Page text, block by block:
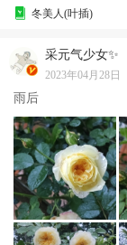
冬美人(叶插)
采元气少女✨
2023年04月28日
雨后